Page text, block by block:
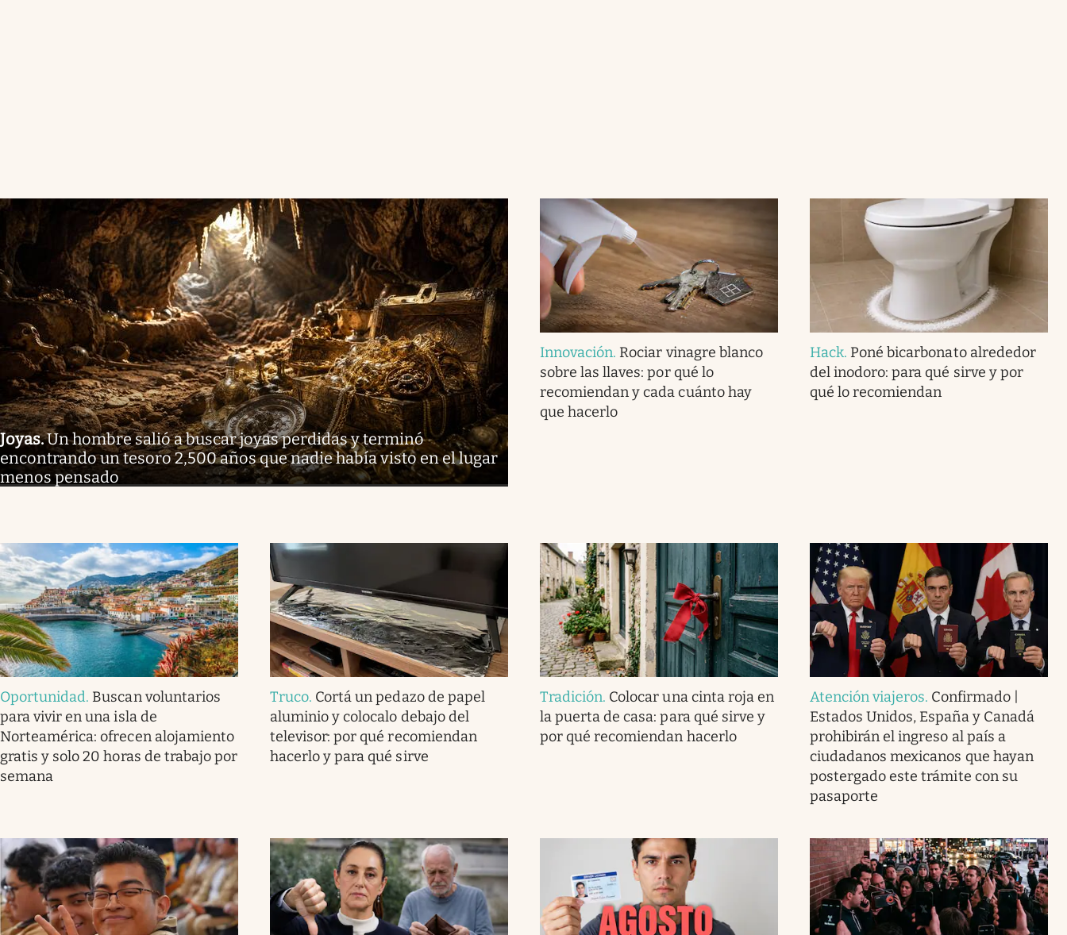
Joyas.Un hombre salió a buscar joyas perdidas y terminó
encontrando un tesoro 2,500 años que nadie había visto en el lugar
menos pensado
Innovación. Rociar vinagre blanco
sobre las llaves: por qué lo
recomiendan y cada cuánto hay
que hacerlo
Hack. Poné bicarbonato alrededor
del inodoro: para qué sirve y por
qué lo recomiendan
Oportunidad. Buscan voluntarios
para vivir en una isla de
Norteamérica: ofrecen alojamiento
gratis y solo 20 horas de trabajo por
semana
Truco. Cortá un pedazo de papel
aluminio y colocalo debajo del
televisor: por qué recomiendan
hacerlo y para qué sirve
Tradición. Colocar una cinta roja en
la puerta de casa: para qué sirve y
por qué recomiendan hacerlo
Atención viajeros. Confirmado |
Estados Unidos, España y Canadá
prohibirán el ingreso al país a
ciudadanos mexicanos que hayan
postergado este trámite con su
pasaporte